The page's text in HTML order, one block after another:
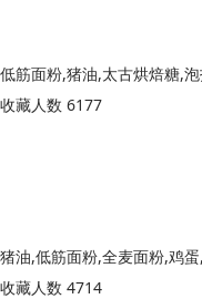
低筋面粉,猪油,太古烘焙糖,
收藏人数 6177
猪油,低筋面粉,全麦面粉,鸡
收藏人数 4714